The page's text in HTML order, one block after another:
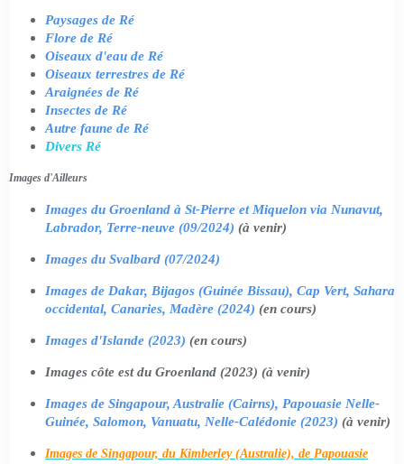
Paysages de Ré
Flore de Ré
Oiseaux d'eau de Ré
Oiseaux terrestres de Ré
Araignées de Ré
Insectes de Ré
Autre faune de Ré
Divers Ré
Images d'Ailleurs
Images du Groenland à St-Pierre et Miquelon via Nunavut,
Labrador, Terre-neuve (09/2024) (à venir)
Images du Svalbard (07/2024)
Images de Dakar, Bijagos (Guinée Bissau), Cap Vert, Sahara
occidental, Canaries, Madère (2024) (en cours)
Images d'Islande (2023) (en cours)
Images côte est du Groenland (2023) (à venir)
Images de Singapour, Australie (Cairns), Papouasie Nelle-
Guinée, Salomon, Vanuatu, Nelle-Calédonie (2023) (à venir)
Images de Singapour, du Kimberley (Australie), de Papouasie